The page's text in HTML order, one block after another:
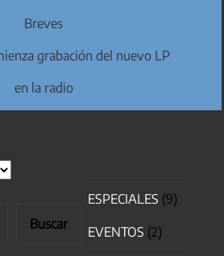
Breves
grabación del nuevo LP
en la radio
Buscar
ESPECIALES (9)
EVENTOS (2)